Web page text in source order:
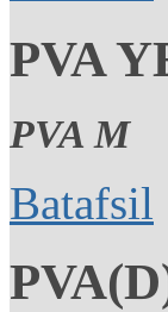
PVA
PVA M
Batafsil